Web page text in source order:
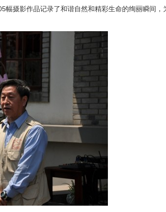
摄影作品记录了和谐自然和精彩生命的绚丽瞬间，